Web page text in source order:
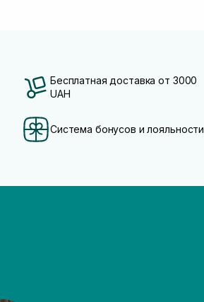
Бесплатная доставка от 3000
UAH
Система бонусов и лояльности